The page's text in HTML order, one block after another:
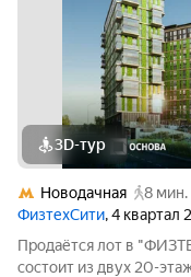
3D-тур
Новодачная
8 мин.
ФизтехСити, 4 квартал
Продаётся лот в
состоит из двух 20-